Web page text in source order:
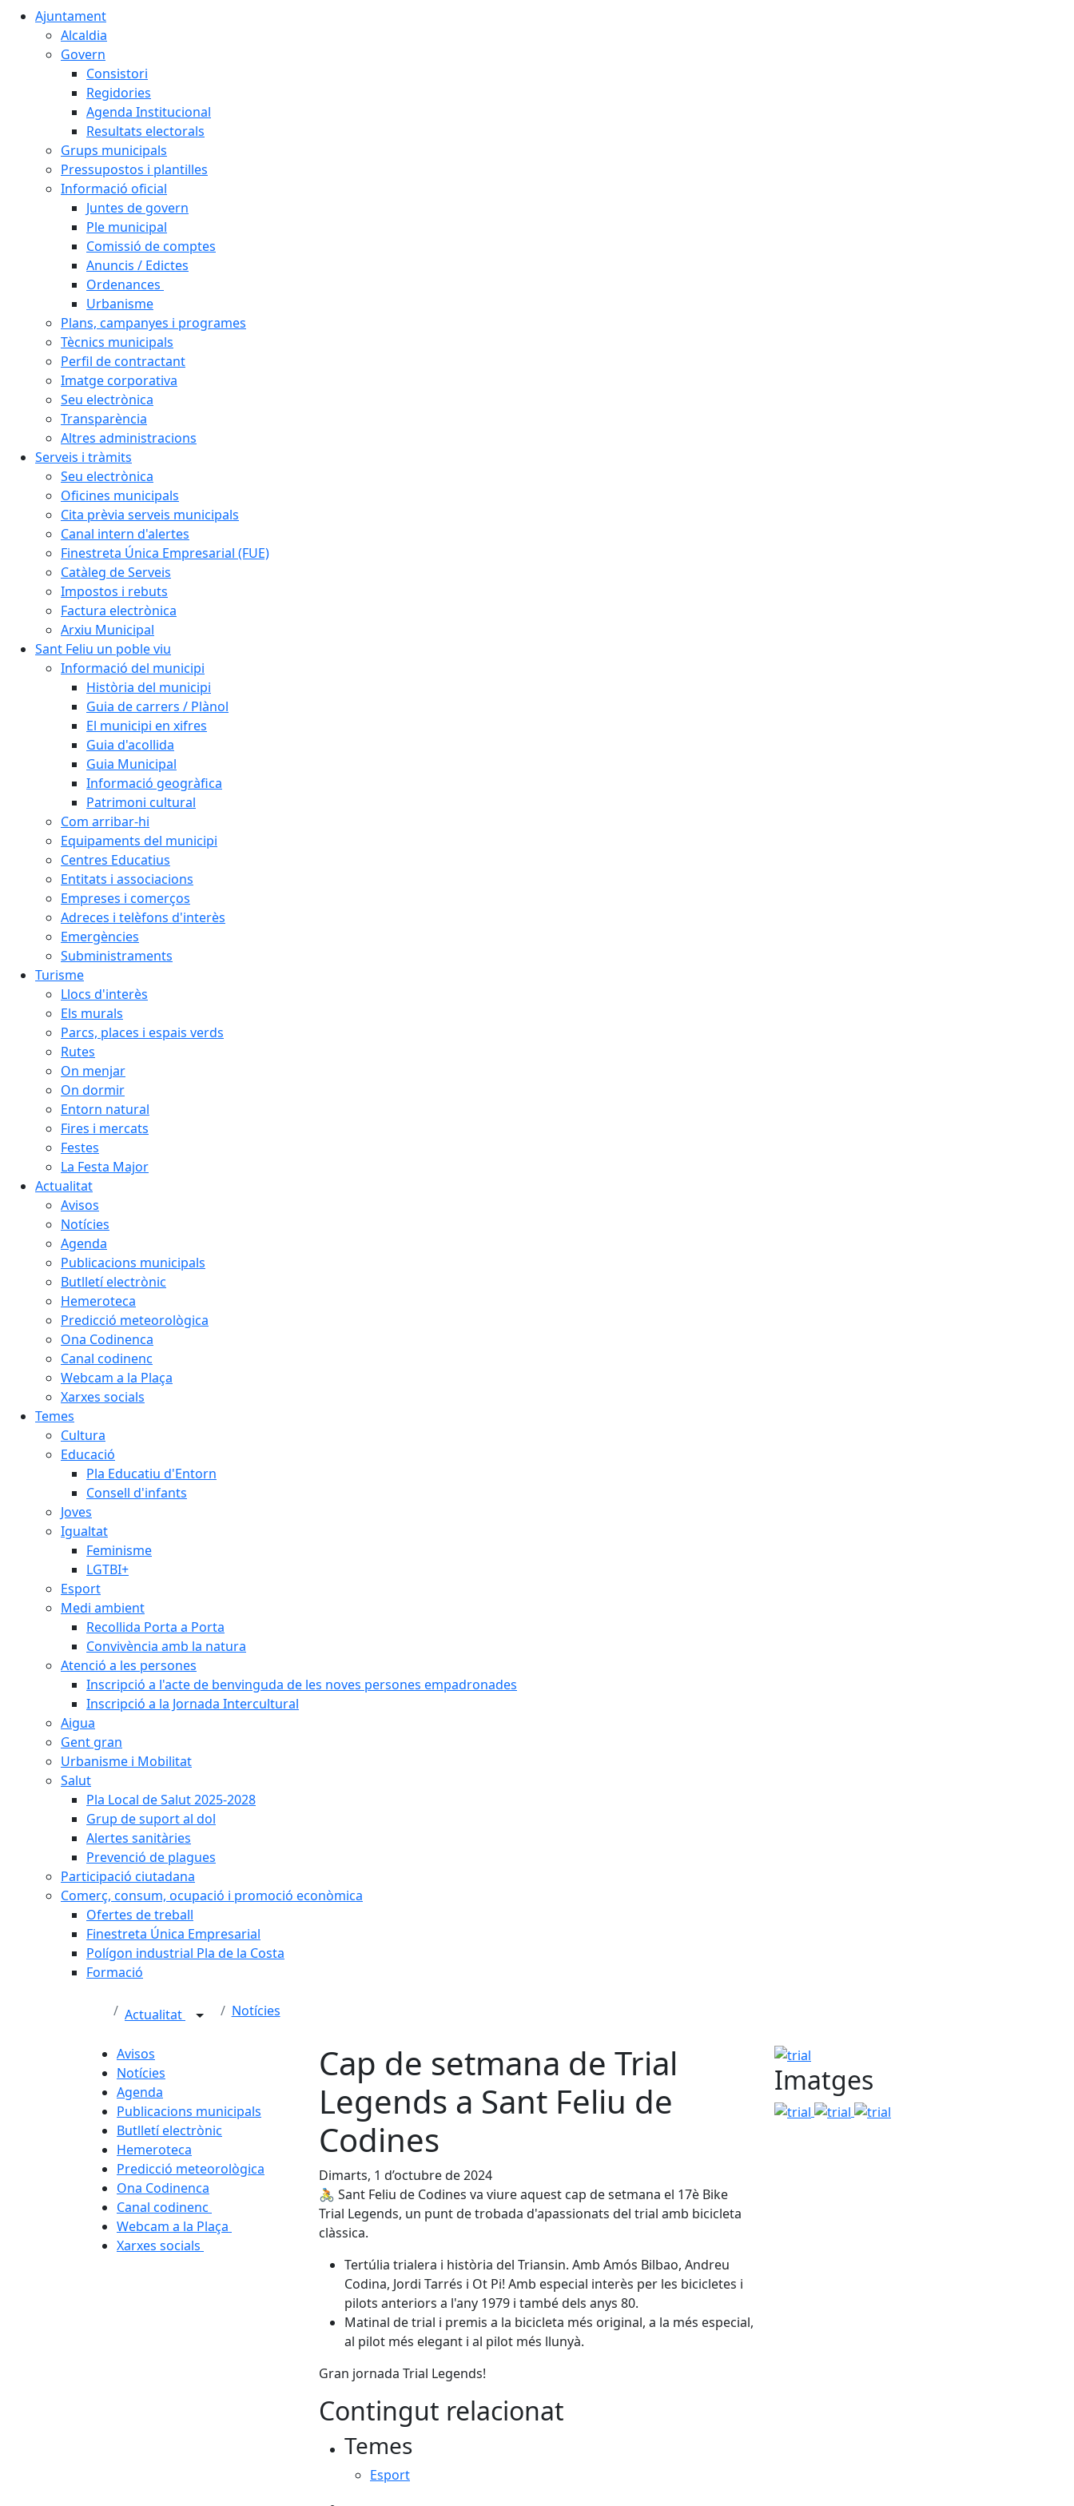
Ajuntament
Alcaldia
Govern
Consistori
Regidories
Agenda Institucional
Resultats electorals
Grups municipals
Pressupostos i plantilles
Informació oficial
Juntes de govern
Ple municipal
Comissió de comptes
Anuncis / Edictes
Ordenances
Urbanisme
Plans, campanyes i programes
Tècnics municipals
Perfil de contractant
Imatge corporativa
Seu electrònica
Transparència
Altres administracions
Serveis i tràmits
Seu electrònica
Oficines municipals
Cita prèvia serveis municipals
Canal intern d'alertes
Finestreta Única Empresarial (FUE)
Catàleg de Serveis
Impostos i rebuts
Factura electrònica
Arxiu Municipal
Sant Feliu un poble viu
Informació del municipi
Història del municipi
Guia de carrers / Plànol
El municipi en xifres
Guia d'acollida
Guia Municipal
Informació geogràfica
Patrimoni cultural
Com arribar-hi
Equipaments del municipi
Centres Educatius
Entitats i associacions
Empreses i comerços
Adreces i telèfons d'interès
Emergències
Subministraments
Turisme
Llocs d'interès
Els murals
Parcs, places i espais verds
Rutes
On menjar
On dormir
Entorn natural
Fires i mercats
Festes
La Festa Major
Actualitat
Avisos
Notícies
Agenda
Publicacions municipals
Butlletí electrònic
Hemeroteca
Predicció meteorològica
Ona Codinenca
Canal codinenc
Webcam a la Plaça
Xarxes socials
Temes
Cultura
Educació
Pla Educatiu d'Entorn
Consell d'infants
Joves
Igualtat
Feminisme
LGTBI+
Esport
Medi ambient
Recollida Porta a Porta
Convivència amb la natura
Atenció a les persones
Inscripció a l'acte de benvinguda de les noves persones empadronades
Inscripció a la Jornada Intercultural
Aigua
Gent gran
Urbanisme i Mobilitat
Salut
Pla Local de Salut 2025-2028
Grup de suport al dol
Alertes sanitàries
Prevenció de plagues
Participació ciutadana
Comerç, consum, ocupació i promoció econòmica
Ofertes de treball
Finestreta Única Empresarial
Polígon industrial Pla de la Costa
Formació
Actualitat Notícies
Avisos
Notícies
Agenda
Publicacions municipals
Butlletí electrònic
Hemeroteca
Predicció meteorològica
Ona Codinenca
Canal codinenc
Webcam a la Plaça
Xarxes socials
Cap de setmana de Trial
Legends a Sant Feliu de
Codines
Dimarts, 1 d’octubre de 2024
🚴 Sant Feliu de Codines va viure aquest cap de setmana el 17è Bike
Trial Legends, un punt de trobada d'apassionats del trial amb bicicleta
clàssica.
Tertúlia trialera i història del Triansin. Amb Amós Bilbao, Andreu
Codina, Jordi Tarrés i Ot Pi! Amb especial interès per les bicicletes i
pilots anteriors a l'any 1979 i també dels anys 80.
Matinal de trial i premis a la bicicleta més original, a la més especial,
al pilot més elegant i al pilot més llunyà.
Gran jornada Trial Legends!
Contingut relacionat
Temes
Esport
trial
Imatges
trial trial trial